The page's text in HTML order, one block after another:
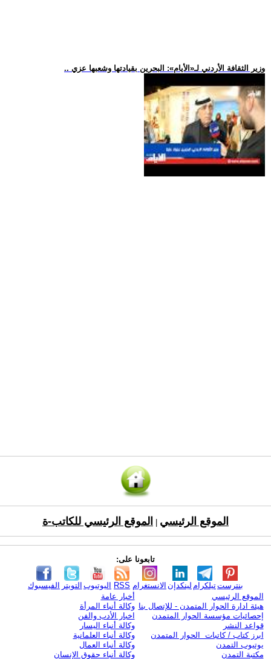
.. وزير الثقافة الأردني لـ«الأيام»: البحرين بقيادتها وشعبها عزي
الموقع الرئيسي الموقع الرئيسي للكاتب-ة
تابعونا على:
الفيسبوك التويتر اليوتيوب RSS الانستغرام لينكدإن تيلكرامبنترست
الموقع الرئيسي
هيئة ادارة الحوار المتمدن - للإتصال بنا
إحصائيات مؤسسة الحوار المتمدن
قواعد النشر
ابرز كتاب / كاتبات الحوار المتمدن
يوتيوب التمدن
مكتبة التمدن
أخبار عامة
وكالة أنباء المرأة
اخبار الأدب والفن
وكالة أنباء اليسار
وكالة أنباء العلمانية
وكالة أنباء العمال
وكالة أنباء حقوق الإنسان